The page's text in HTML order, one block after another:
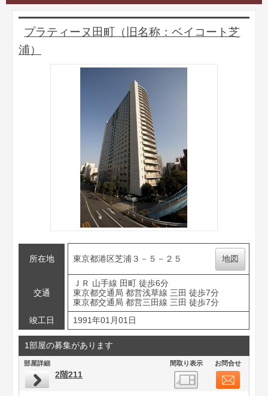
プラティーヌ田町（旧名称：ベイコート芝
浦）
所在地 東京都港区芝浦３－５－２５ 地図
交通
ＪＲ 山手線 田町 徒歩6分
東京都交通局 都営浅草線 三田 徒歩7分
東京都交通局 都営三田線 三田 徒歩7分
竣工日
1991年01月01日
1部屋の募集があります
部屋詳細 間取り表示 お問合せ
2階211